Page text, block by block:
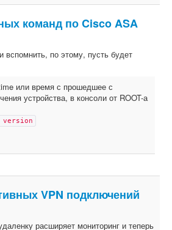
команд по Cisco ASA
вспомнить, по этому, пусть будет
или время с прошедшее с
устройства, в консоли от ROOT-а
version
VPN подключений
расширяет мониторинг и теперь